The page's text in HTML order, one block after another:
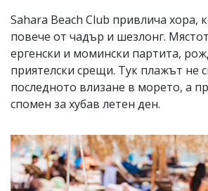
Sahara Beach Club привлича хора,
повече от чадър и шезлонг.
ергенски и момински партита,
приятелски срещи. Тук плажът не
последното влизане в морето, а
спомен за хубав летен ден.